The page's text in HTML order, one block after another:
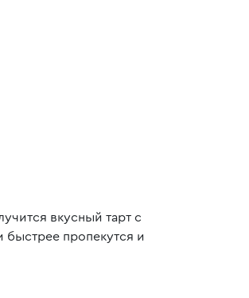
вкусный тарт с
пропекутся и